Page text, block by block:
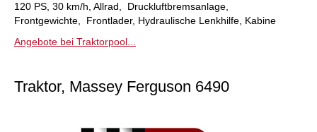
120 PS, 30 km/h, Allrad, Druckluftbremsanlage,
Frontgewichte, Frontlader, Hydraulische Lenkhilfe, Kabine
Angebote bei Traktorpool...
Traktor, Massey Ferguson 6490